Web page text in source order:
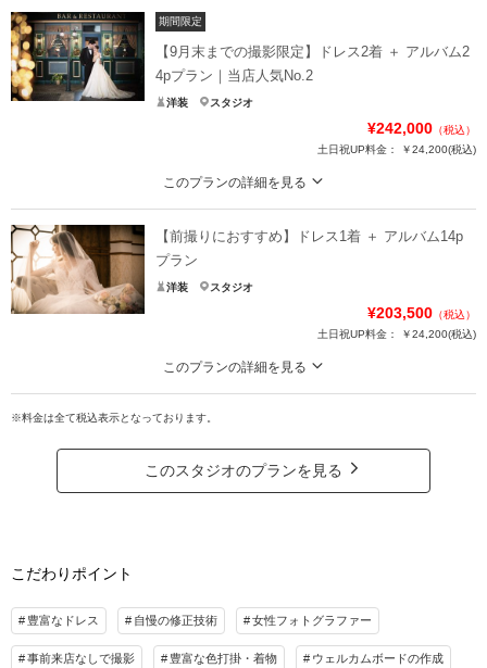
期間限定
【9月末までの撮影限定】ドレス2着 ＋ アルバム2
4pプラン｜当店人気No.2
洋装 スタジオ
¥242,000 （税込）
土日祝UP料金：
￥24,200(税込)
このプランの詳細を見る
【期間限定！キャンペーン価格でのご案内】
ドレス2着が含まれたスタンダードなプラン。
■プランに含まれるもの
ウェディングドレスレンタル
撮影用ヘアメイク・着付け（新郎新婦）
スタジオ使用料
プラン詳細
衣装追加 会食
家族と撮影 家族用衣装レンタル ペットと撮影
【前撮りにおすすめ】ドレス1着 ＋ アルバム14p
プラン
洋装 スタジオ
¥203,500 （税込）
土日祝UP料金：
￥24,200(税込)
このプランの詳細を見る
【キャンペーン価格適応でさらにお得】
ドレス1着が含まれたスタンダードなプラン
■プランに含まれるもの
ウェディングドレスレンタル
アルバム収録カットのレタッチ
3種類のシーンで撮影
スタジオ使用料
※料金は全て税込表示となっております。
このスタジオのプランを見る
こだわりポイント
豊富なドレス 自慢の修正技術 女性フォトグラファー
事前来店なしで撮影 豊富な色打掛・着物 ウェルカムボードの作成